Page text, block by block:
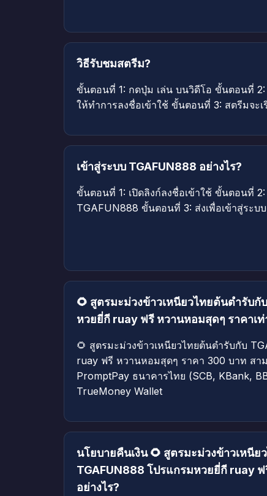
วิธีรับชมสตรีม?
ขั้นตอนที่ 1: กดปุ่ม เล่น บนวิดีโอ ขั้นตอนที่ 2:
ให้ทำการลงชื่อเข้าใช้ ขั้นตอนที่ 3: สตรีมจะ
เข้าสู่ระบบ TGAFUN888 อย่างไร?
ขั้นตอนที่ 1: เปิดลิงก์ลงชื่อเข้าใช้ ขั้นตอนที่
TGAFUN888 ขั้นตอนที่ 3: ส่งเพื่อเข้าสู่ระบ
🌻 สูตรมะม่วงข้าวเหนียวไทยต้นตำรับกั
หวยยี่กี ruay ฟรี หวานหอมสุดๆ ราคาเท่
🌻 สูตรมะม่วงข้าวเหนียวไทยต้นตำรับกับ
ruay ฟรี หวานหอมสุดๆ ราคา 300 บาท สา
PromptPay ธนาคารไทย (SCB, KBank,
TrueMoney Wallet
นโยบายคืนเงิน 🌻 สูตรมะม่วงข้าวเหนี
TGAFUN888 โปรแกรมหวยยี่กี ruay
อย่างไร?